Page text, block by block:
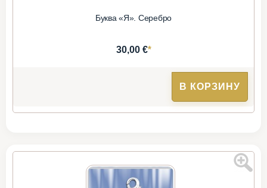
Буква «Я». Серебро
30,00 €*
В КОРЗИНУ